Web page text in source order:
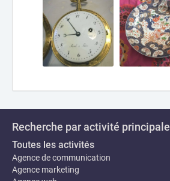
Recherche par activité principale
Toutes les activités
Agence de communication
Agence marketing